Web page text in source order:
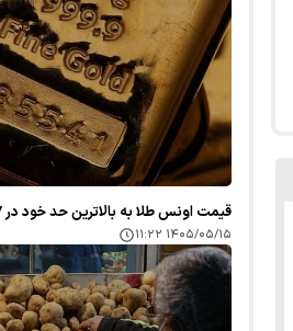
قیمت اونس طلا به بالاترین حد خود در ۷ هفته اخیر رسید
۱۴۰۵/۰۵/۱۵ ۱۱:۲۲